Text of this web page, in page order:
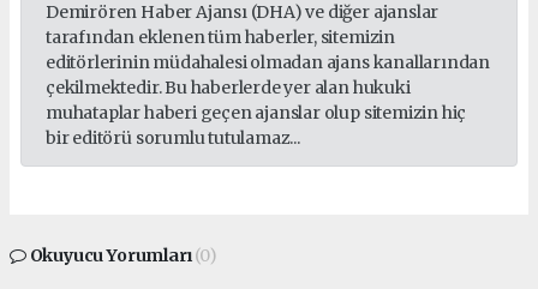
Demirören Haber Ajansı (DHA) ve diğer ajanslar
tarafından eklenen tüm haberler, sitemizin
editörlerinin müdahalesi olmadan ajans kanallarından
çekilmektedir. Bu haberlerde yer alan hukuki
muhataplar haberi geçen ajanslar olup sitemizin hiç
bir editörü sorumlu tutulamaz...
Okuyucu Yorumları(0)